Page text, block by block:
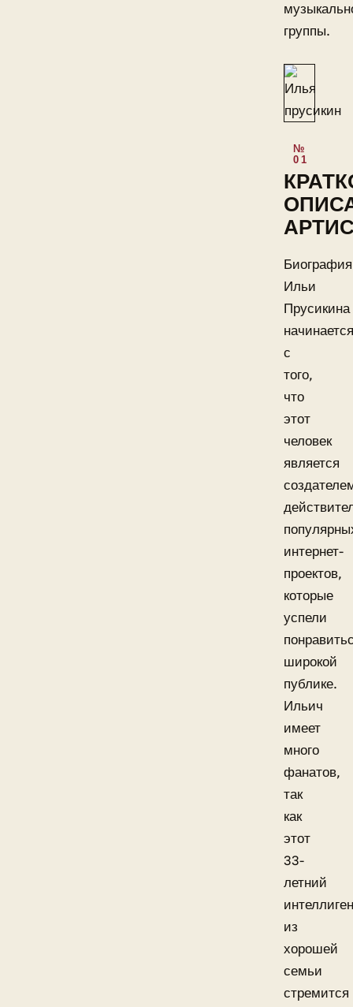
группы.
Биография
Ильи
Прусикина
начинается
с
того,
что
этот
человек
является
интернет-
проектов,
которые
успели
широкой
публике.
Ильич
имеет
много
фанатов,
так
как
этот
33-
летний
из
хорошей
семьи
стремится